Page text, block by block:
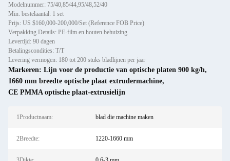
Modelnummer: 75/40,85/44,95/48,52/40
Min. bestelaantal: 1 set
Prijs: US $160,000-200,000/Set (Reference FOB Price)
Verpakking Details: PE-film en houten behuizing
Levertijd: 90 dagen
Betalingscondities: T/T
Levering vermogen: 180 tot 200 stuks bladlijnen per jaar
Markeren: Lijn voor de productie van optische platen 900 kg/h,
1660 mm breedte optische plaat extrudermachine,
CE PMMA optische plaat-extrusielijn
1Productnaam: blad die machine maken
2Breedte: 1220-1660 mm